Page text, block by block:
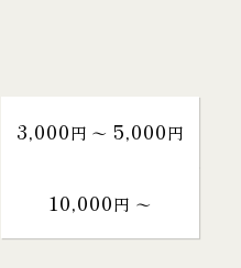
3,000円 〜 5,000円
10,000円 〜